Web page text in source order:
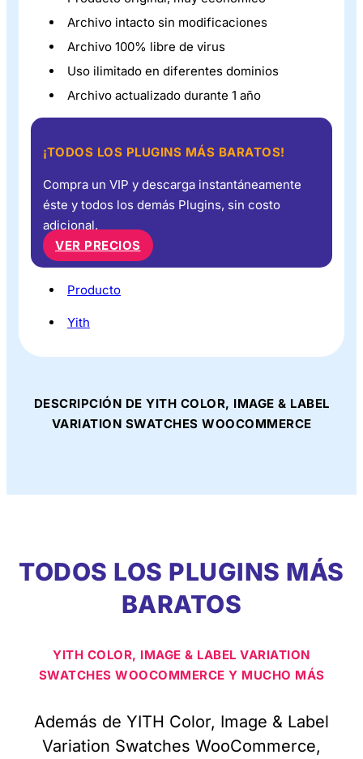
Archivo intacto sin modificaciones
Archivo 100% libre de virus
Uso ilimitado en diferentes dominios
Archivo actualizado durante 1 año
¡TODOS LOS PLUGINS MÁS BARATOS!
Compra un VIP y descarga instantáneamente
éste y todos los demás Plugins, sin costo
adicional.
VER PRECIOS
Producto
Yith
DESCRIPCIÓN DE YITH COLOR, IMAGE & LABEL
VARIATION SWATCHES WOOCOMMERCE
TODOS LOS PLUGINS MÁS
BARATOS
YITH COLOR, IMAGE & LABEL VARIATION
SWATCHES WOOCOMMERCE Y MUCHO MÁS
Además de YITH Color, Image & Label
Variation Swatches WooCommerce,